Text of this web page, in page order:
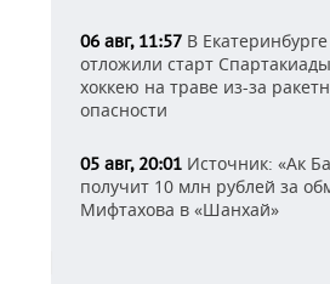
06 авг, 11:57 В Екатеринбурге
отложили старт
хоккею на траве из-за
опасности
05 авг, 20:01 Источник: «Ак
получит 10 млн рублей за
Мифтахова в «Шанхай»